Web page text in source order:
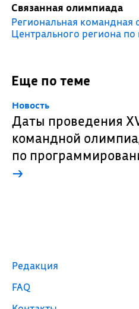
Связанная олимпиада
Региональная командная
Центрального региона
Еще по теме
Новость
Даты проведения
командной
по
→
Редакция
FAQ